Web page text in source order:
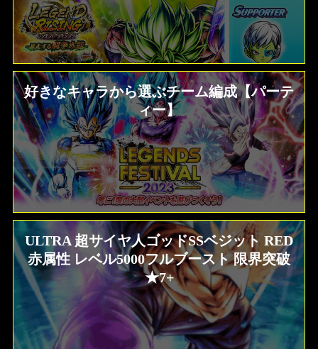
好きなキャラから選ぶチーム編成【パーテ
ィー】
ULTRA 超サイヤ人ゴッドSSベジット RED
赤属性 レベル5000フルブースト 限界突破
★7+